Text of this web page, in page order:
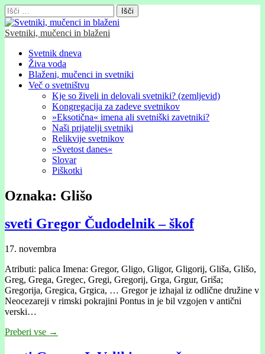
Išči:
Svetniki, mučenci in blaženi
Glavni
meni
Skip
content
Svetnik dneva
Živa voda
Blaženi, mučenci in svetniki
Več o svetništvu
Kje so živeli in delovali svetniki? (zemljevid)
Kongregacija za zadeve svetnikov
»Eksotična« imena ali svetniški zavetniki?
Naši prijatelji svetniki
Relikvije svetnikov
»Svetost danes«
Slovar
Piškotki
Oznaka: Glišo
sveti Gregor Čudodelnik – škof
17. novembra
Atributi: palica Imena: Gregor, Gligo, Gligor, Gligorij, Gliša, Glišo,
Greg, Grega, Gregec, Gregi, Gregorij, Grga, Grgur, Griša;
Gregorija, Gregica, Grgica, … Gregor je izhajal iz odlične družine v
Neocezareji v rimski pokrajini Pontus in je bil vzgojen v antični
verski…
Preberi vse →